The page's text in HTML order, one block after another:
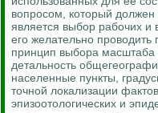
вопросом, который
является выбор рабочих
его желательно
принцип выбора масштаба
детальность
населенные пункты,
точной локализации
эпизоотологических и